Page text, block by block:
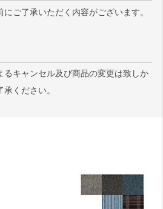
ご了承いただく内容がございます。
るキャンセル及び商品の変更は致しか
ください。